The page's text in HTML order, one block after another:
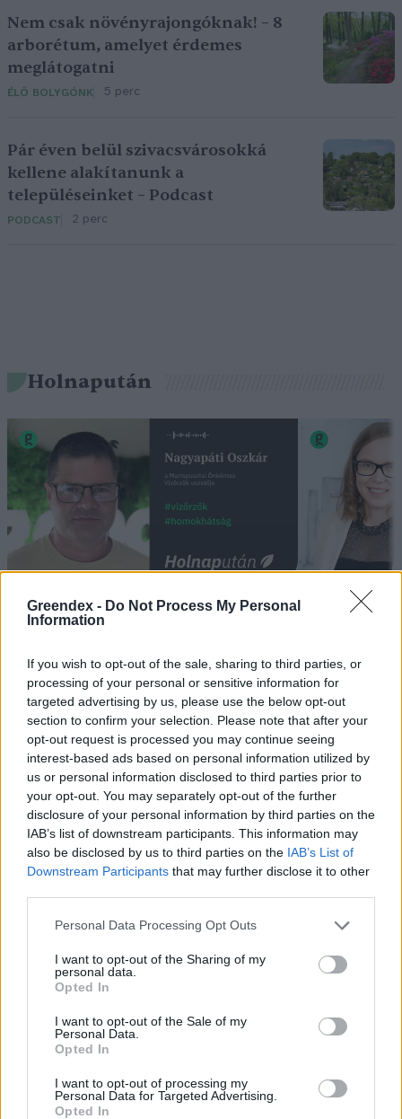
Greendex - Do Not Process My Personal
Information
If you wish to opt-out of the sale, sharing to third parties, or
processing of your personal or sensitive information for
targeted advertising by us, please use the below opt-out
section to confirm your selection. Please note that after your
opt-out request is processed you may continue seeing
interest-based ads based on personal information utilized by
us or personal information disclosed to third parties prior to
your opt-out. You may separately opt-out of the further
disclosure of your personal information by third parties on the
IAB’s list of downstream participants. This information may
also be disclosed by us to third parties on the IAB’s List of
Downstream Participants that may further disclose it to other
Personal Data Processing Opt Outs
I want to opt-out of the Sharing of my
personal data.
Opted In
I want to opt-out of the Sale of my
Personal Data.
Opted In
I want to opt-out of processing my
Personal Data for Targeted Advertising.
Opted In
Nem csak növényrajongóknak! – 8
arborétum, amelyet érdemes
meglátogatni
ÉLŐ BOLYGÓNK 5 perc
Pár éven belül szivacsvárosokká
kellene alakítanunk a
településeinket – Podcast
PODCAST 2 perc
Holnapután
„Mindegy már, hogy milyen
Holnapután
Greendex 55:58
A
Greendex
Cickafark – Az évezredek óta
ismert gyógynövény
EGÉSZSÉGÜNK Börzsey Barbara 1 perc